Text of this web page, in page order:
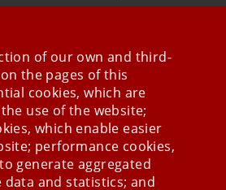
connected
of our own and third-
the pages of this
cookies, which are
use of the website;
which enable easier
performance cookies,
generate aggregated
data and statistics; and